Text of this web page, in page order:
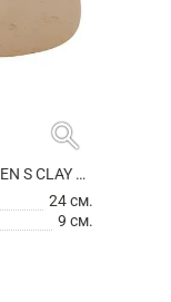
search
КАШПО ROUGH EILEEN S CLAY WASHED
24 см.
9 см.